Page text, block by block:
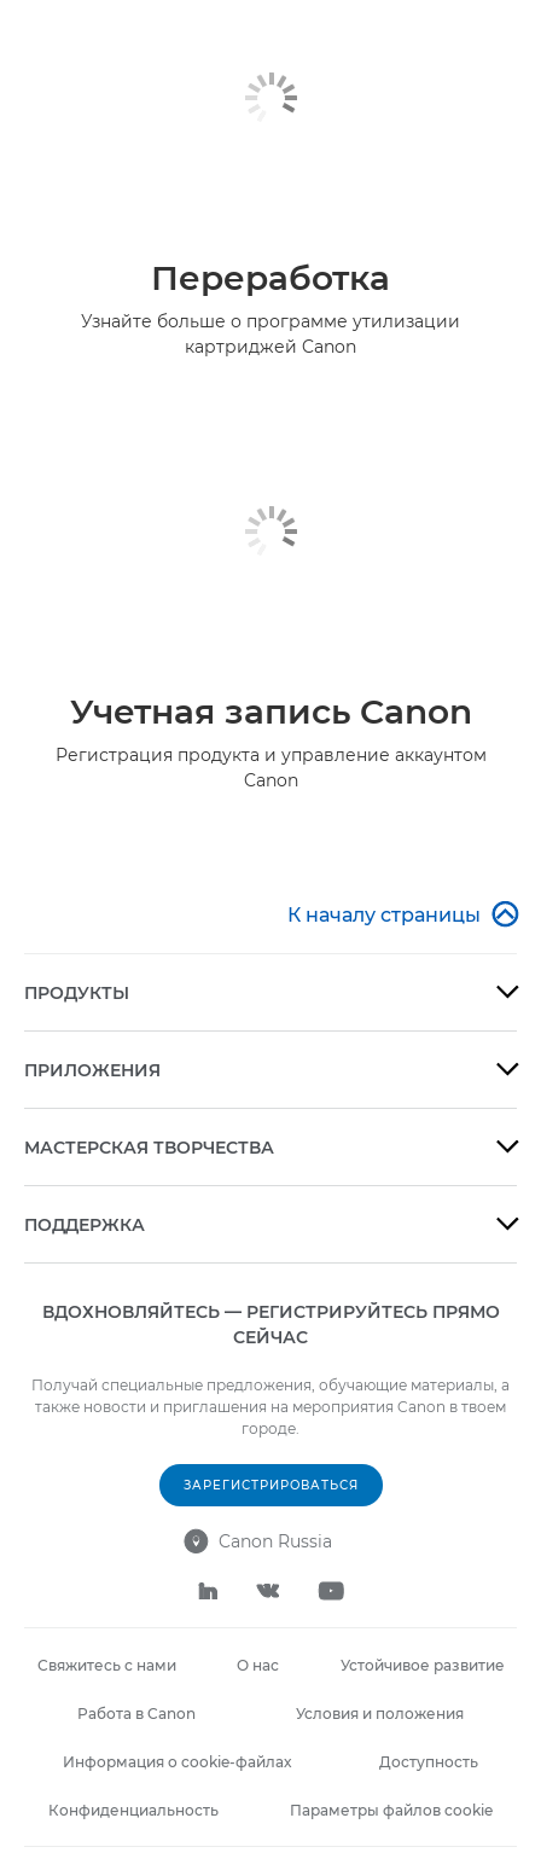
Переработка
Узнайте больше о программе утилизации
картриджей Canon
Учетная запись Canon
Регистрация продукта и управление аккаунтом
Canon
К началу страницы 
ПРОДУКТЫ 
ПРИЛОЖЕНИЯ 
МАСТЕРСКАЯ ТВОРЧЕСТВА 
ПОДДЕРЖКА 
ВДОХНОВЛЯЙТЕСЬ — РЕГИСТРИРУЙТЕСЬ ПРЯМО
СЕЙЧАС
Получай специальные предложения, обучающие материалы, а
также новости и приглашения на мероприятия Canon в твоем
городе.
ЗАРЕГИСТРИРОВАТЬСЯ
 Canon Russia
  
Свяжитесь с нами О нас Устойчивое развитие
Работа в Canon Условия и положения
Информация о cookie-файлах Доступность
Конфиденциальность Параметры файлов cookie